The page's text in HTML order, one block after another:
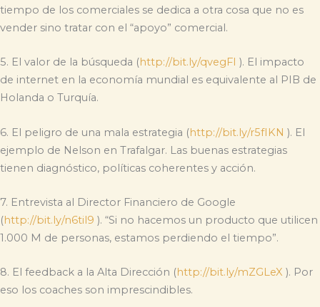
tiempo de los comerciales se dedica a otra cosa que no es
vender sino tratar con el “apoyo” comercial.
5. El valor de la búsqueda (http://bit.ly/qvegFI ). El impacto
de internet en la economía mundial es equivalente al PIB de
Holanda o Turquía.
6. El peligro de una mala estrategia (http://bit.ly/r5fIKN ). El
ejemplo de Nelson en Trafalgar. Las buenas estrategias
tienen diagnóstico, políticas coherentes y acción.
7. Entrevista al Director Financiero de Google
(http://bit.ly/n6til9 ). “Si no hacemos un producto que utilicen
1.000 M de personas, estamos perdiendo el tiempo”.
8. El feedback a la Alta Dirección (http://bit.ly/mZGLeX ). Por
eso los coaches son imprescindibles.